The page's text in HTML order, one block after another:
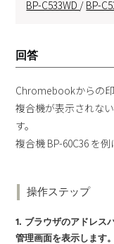
BP-C533WD / BP-
回答
Chromebookからの
複合機が表示されな
す。
複合機 BP-60C36 を
操作ステップ
1. ブラウザのアドレス
管理画面を表示します。